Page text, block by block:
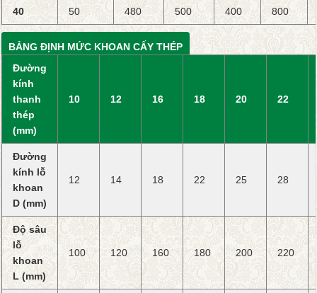
40 50 480 500 400 800
BẢNG ĐỊNH MỨC KHOAN CẤY THÉP
Đường
kính
thanh
thép
(mm)
10 12 16 18 20 22
Đường
kính lỗ
khoan
D (mm)
12 14 18 22 25 28
Độ sâu
lỗ
khoan
L (mm)
100 120 160 180 200 220